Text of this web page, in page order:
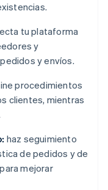
tu plataforma
y
y envíos.
procedimientos
clientes, mientras
haz seguimiento
de pedidos y de
mejorar